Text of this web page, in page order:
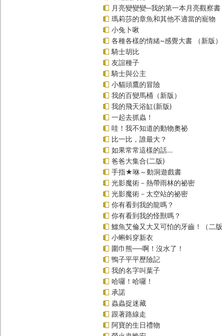
月亮變變變─我的第一本月亮觀察書
瑪莉莎的章魚和其他不適當的寵物
小兔卜啾
各種各樣的情緒~感覺大書 （新版）
騎士胡比
友誼種子
騎士與公主
小貓頭鷹的冒險
我的百變馬桶（新版）
我的飛天浴缸(新版)
一起去抓蟲！
哇！我不知道的動物奧祕
比一比，誰最大？
如果常常這樣的話…
爸爸大集合(二版)
手指★咻～動洞遊戲書
光影魔術－熱帶雨林的祕密
光影魔術－太空站的祕密
你有看到我的龍嗎？
你有看到我的怪獸嗎？
鱷魚艾倫又大又可怕的牙齒！（二
小蝌蚪穿新衣
圍巾熊──啊！沒水了！
鴨子平平歷險記
我的名字叫葉子
哈囉！哈囉！
承諾
蟲蟲捉迷藏
跟著路線走
阿寶的生日禮物